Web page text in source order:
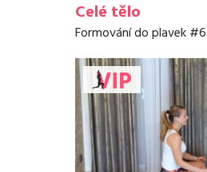
Celé tělo
Formování do plavek #6